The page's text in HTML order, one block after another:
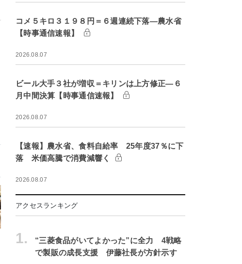
コメ５キロ３１９８円＝６週連続下落―農水省
【時事通信速報】
2026.08.07
ビール大手３社が増収＝キリンは上方修正―６
月中間決算【時事通信速報】
2026.08.07
【速報】農水省、食料自給率 25年度37％に下
落 米価高騰で消費減響く
2026.08.07
アクセスランキング
1.
“三菱食品がいてよかった”に全力 4戦略
で製販の成長支援 伊藤社長が方針示す